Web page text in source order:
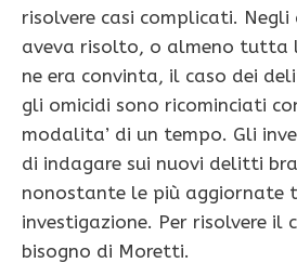
risolvere casi complicati. Negli
aveva risolto, o almeno tutta
ne era convinta, il caso dei
gli omicidi sono ricominciati
modalita’ di un tempo. Gli
di indagare sui nuovi delitti
nonostante le più aggiornate
investigazione. Per risolvere il
bisogno di Moretti.